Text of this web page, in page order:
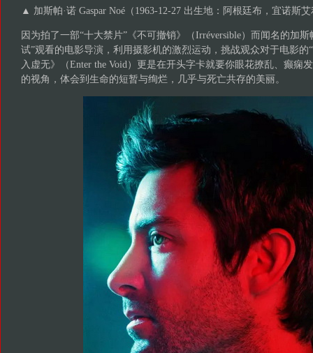
▲ 加斯帕·诺 Gaspar Noé（1963-12-27 出生地：阿根廷布，宜诺斯
因为拍了一部“十大禁片”《不可撤销》（Irréversible）而闻名的加
试”观看的电影导演，利用摄影机的激烈运动，挑战观众对于电影的
入虚无》（Enter the Void）更是在开头字卡就要你眼花撩乱、癫痫
的视角，体会到生命的短暂与绚烂，几乎与死亡共存的美丽。